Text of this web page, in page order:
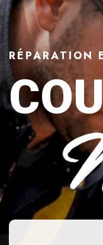
RÉPARATION
Couvreur